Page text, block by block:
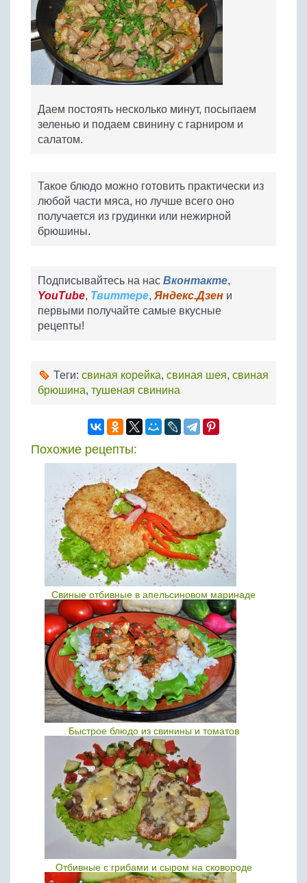
Даем постоять несколько минут, посыпаем
зеленью и подаем свинину с гарниром и
салатом.
Такое блюдо можно готовить практически из
любой части мяса, но лучше всего оно
получается из грудинки или нежирной
брюшины.
Подписывайтесь на нас Вконтакте,
YouTube, Твиттере, Яндекс.Дзен и
первыми получайте самые вкусные
рецепты!
Теги: свиная корейка, свиная шея, свиная
брюшина, тушеная свинина
Похожие рецепты:
Свиные отбивные в апельсиновом маринаде
Быстрое блюдо из свинины и томатов
Отбивные с грибами и сыром на сковороде